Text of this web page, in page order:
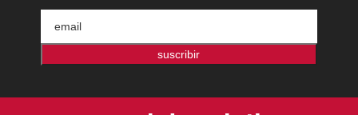
suscribir